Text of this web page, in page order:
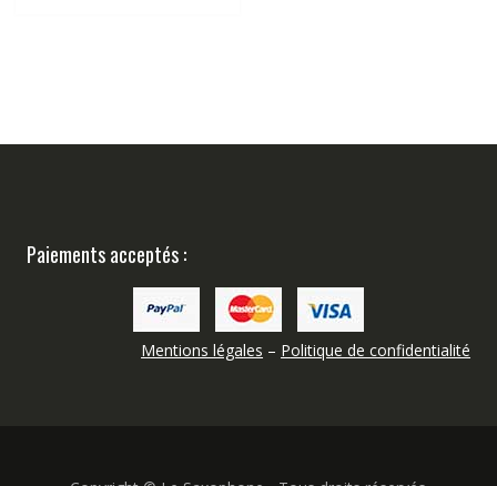
Paiements acceptés :
Mentions légales – Politique de confidentialité